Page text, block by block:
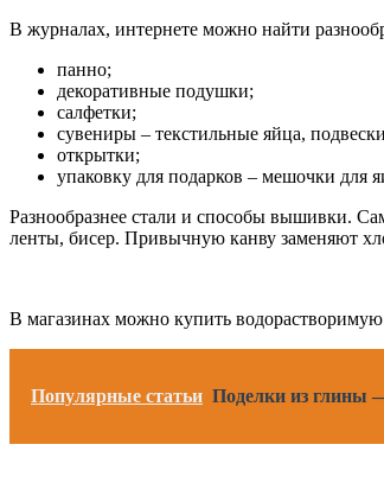
В журналах, интернете можно найти
панно;
декоративные подушки;
салфетки;
сувениры – текстильные яйца,
открытки;
упаковку для подарков – мешочки для
Разнообразнее стали и способы вышивки.
ленты, бисер. Привычную канву заменяют
В магазинах можно купить
Популярные статьи Поделки из глины